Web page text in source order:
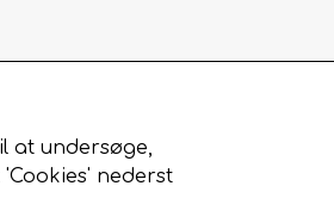
at undersøge,
nederst